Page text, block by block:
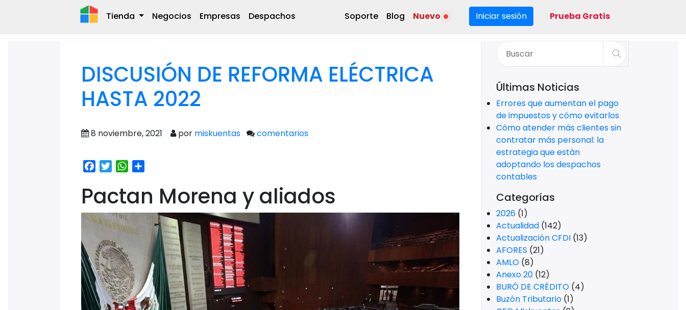
Tienda Negocios Empresas Despachos Soporte Blog Nuevo Iniciar sesión Prueba Gratis
DISCUSIÓN DE REFORMA ELÉCTRICA
HASTA 2022
8 noviembre, 2021 por miskuentas comentarios
Facebook
TwitterWhatsApp
Pactan Morena y aliados
Últimas Noticias
Errores que aumentan el pago
de impuestos y cómo evitarlos
Cómo atender más clientes sin
contratar más personal: la
estrategia que están
adoptando los despachos
contables
Categorías
2026 (1)
Actualidad (142)
Actualización CFDI (13)
AFORES (21)
AMLO (8)
Anexo 20 (12)
BURÓ DE CRÉDITO (4)
Buzón Tributario (1)